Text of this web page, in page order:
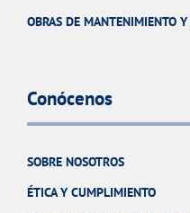
OBRAS DE MANTENIMIENTO
Conócenos
SOBRE NOSOTROS
ÉTICA Y CUMPLIMIENTO